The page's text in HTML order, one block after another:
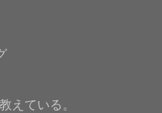
えている。